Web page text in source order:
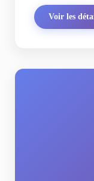
Voir les